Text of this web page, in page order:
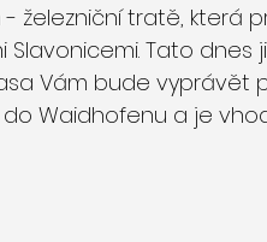
železniční tratě, která
Slavonicemi. Tato dnes
Vám bude vyprávět
do Waidhofenu a je